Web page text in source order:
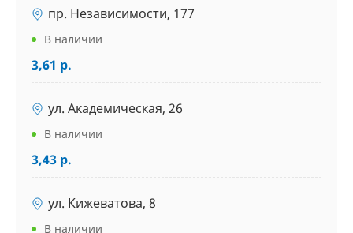
пр. Независимости, 177
В наличии
3,61 р.
ул. Академическая, 26
В наличии
3,43 р.
ул. Кижеватова, 8
В наличии